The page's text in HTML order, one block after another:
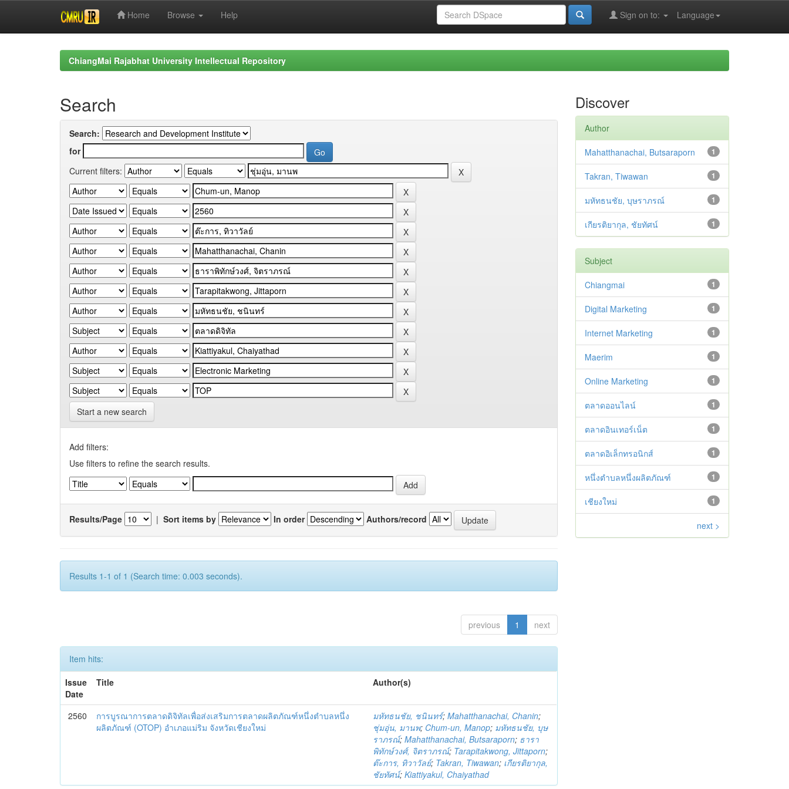
Home Browse Help Language
Sign on to:
ChiangMai Rajabhat University Intellectual Repository
Search
Search:
for
Current filters:
Start a new search
Add filters:
Use filters to refine the search results.
Results/Page | Sort items by In order Authors/record
Results 1-1 of 1 (Search time: 0.003 seconds).
previous 1 next
Item hits:
Issue
Date
Title Author(s)
2560
การบูรณาการตลาดดิจิทัลเพื่อส่งเสริมการตลาดผลิตภัณฑ์หนึ่งตำบลหนึ่ง
ผลิตภัณฑ์ (OTOP) อำเภอแม่ริม จังหวัดเชียงใหม่
มหัทธนชัย, ชนินทร์;Mahatthanachai, Chanin;
ชุ่มอุ่น, มานพ; Chum-un, Manop; มหัทธนชัย, บุษ
ราภรณ์;Mahatthanachai, Butsaraporn; ธารา
พิทักษ์วงศ์, จิตราภรณ์; Tarapitakwong, Jittaporn;
ต๊ะการ, ทิวาวัลย์; Takran, Tiwawan; เกียรติยากุล,
ชัยทัศน์;Kiattiyakul, Chaiyathad
Discover
Author
1
Mahatthanachai, Butsaraporn
1
Takran, Tiwawan
1
มหัทธนชัย, บุษราภรณ์
1
เกียรติยากุล, ชัยทัศน์
Subject
1
Chiangmai
1
Digital Marketing
1
Internet Marketing
1
Maerim
1
Online Marketing
1
ตลาดออนไลน์
1
ตลาดอินเทอร์เน็ต
1
ตลาดอิเล็กทรอนิกส์
1
หนึ่งตำบลหนึ่งผลิตภัณฑ์
1
เชียงใหม่
next >